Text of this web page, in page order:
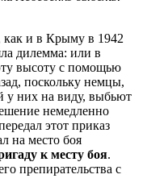
как и в Крыму в 1942
дилемма: или в
высоту с помощью
поскольку немцы,
у них на виду, выбьют
немедленно
этот приказ
на место боя
к месту боя.
препирательства с